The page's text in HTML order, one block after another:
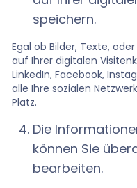
speichern.
Egal ob Bilder, Texte,
auf Ihrer digitalen
LinkedIn, Facebook,
alle Ihre sozialen
Platz.
Die
können Sie
bearbeiten.